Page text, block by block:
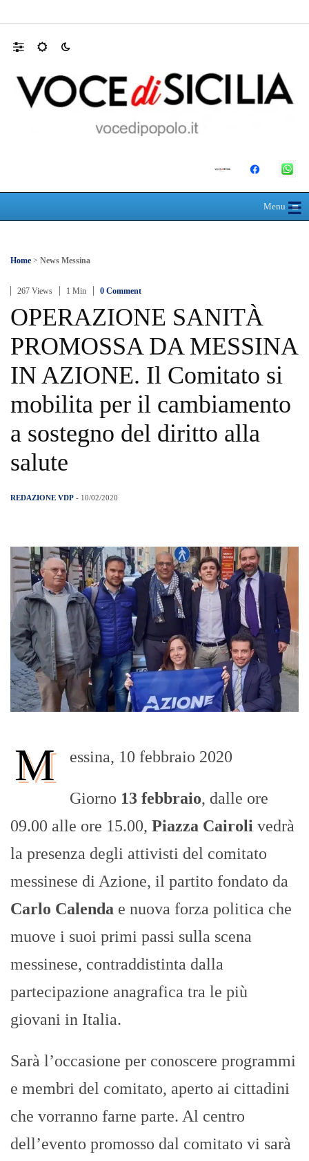
Menu≡
☰
Home > News Messina
267 Views 1 Min 0 Comment
OPERAZIONE SANITÀ
PROMOSSA DA MESSINA
IN AZIONE. Il Comitato si
mobilita per il cambiamento
a sostegno del diritto alla
salute
REDAZIONE VDP - 10/02/2020
M essina, 10 febbraio 2020
Giorno 13 febbraio, dalle ore
09.00 alle ore 15.00, Piazza Cairoli vedrà
la presenza degli attivisti del comitato
messinese di Azione, il partito fondato da
Carlo Calenda e nuova forza politica che
muove i suoi primi passi sulla scena
messinese, contraddistinta dalla
partecipazione anagrafica tra le più
giovani in Italia.
Sarà l’occasione per conoscere programmi
e membri del comitato, aperto ai cittadini
che vorranno farne parte. Al centro
dell’evento promosso dal comitato vi sarà